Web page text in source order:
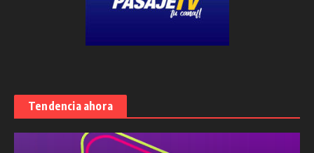
Tendencia ahora